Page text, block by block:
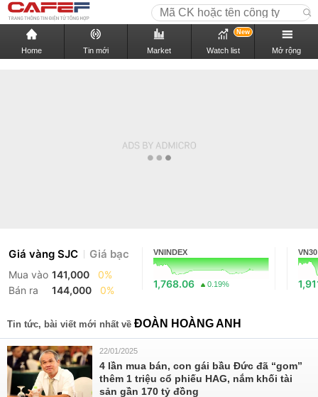
Home Tin mới Market Watch list
New
Mở rộng
Giá vàng SJC Giá bạc
Mua vào 141,000
0%
Bán ra
144,000 0%
VNINDEX
1,768.06 0.19%
VN30
Tin tức, bài viết mới nhất về ĐOÀN HOÀNG ANH
22/01/2025
4 lần mua bán, con gái bầu Đức đã “gom”
thêm 1 triệu cổ phiếu HAG, nắm khối tài
sản gần 170 tỷ đồng